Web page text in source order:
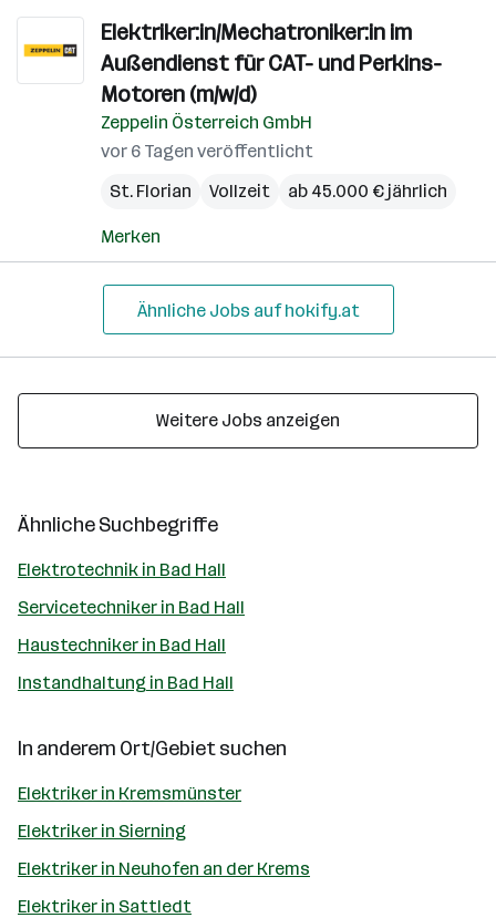
Elektriker:in/Mechatroniker:in im
Außendienst für CAT- und Perkins-
Motoren (m/w/d)
Zeppelin Österreich GmbH
vor 6 Tagen veröffentlicht
St. Florian
Vollzeit ab 45.000 € jährlich
Merken
Ähnliche Jobs auf hokify.at
Weitere Jobs anzeigen
Ähnliche Suchbegriffe
Elektrotechnik in Bad Hall
Servicetechniker in Bad Hall
Haustechniker in Bad Hall
Instandhaltung in Bad Hall
In anderem Ort/Gebiet suchen
Elektriker in Kremsmünster
Elektriker in Sierning
Elektriker in Neuhofen an der Krems
Elektriker in Sattledt